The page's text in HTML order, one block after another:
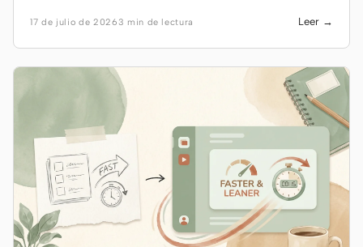
Descargar
Colaboradores Embajadores
Moderadores Events
17 de julio de 20263 min de lectura Leer →